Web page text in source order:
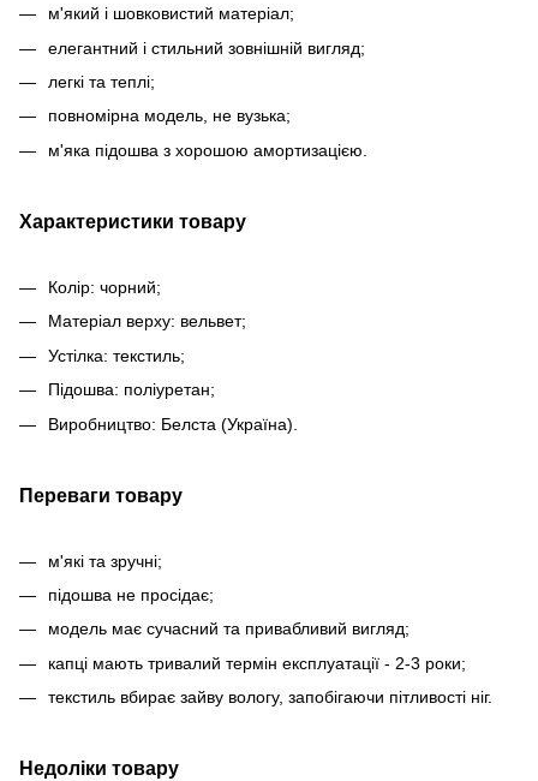
м'який і шовковистий матеріал;
елегантний і стильний зовнішній вигляд;
легкі та теплі;
повномірна модель, не вузька;
м'яка підошва з хорошою амортизацією.
Характеристики товару
Колір: чорний;
Матеріал верху: вельвет;
Устілка: текстиль;
Підошва: поліуретан;
Виробництво: Белста (Україна).
Переваги товару
м'які та зручні;
підошва не просідає;
модель має сучасний та привабливий вигляд;
капці мають тривалий термін експлуатації - 2-3 роки;
текстиль вбирає зайву вологу, запобігаючи пітливості ніг.
Недоліки товару